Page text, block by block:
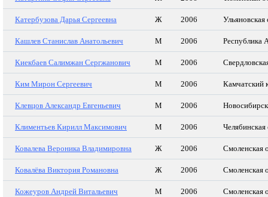
Катербузова Дарья Сергеевна Ж 2006 Ульяновская
Кашлев Станислав Анатольевич М 2006 Республика
Киекбаев Салимжан Сергжанович М 2006
Ким Мирон Сергеевич М 2006 Камчатский
Клевцов Александр Евгеньевич М 2006
Климентьев Кирилл Максимович М 2006 Челябинская
Ковалева Вероника Владимировна Ж 2006 Смоленская
Ковалёва Виктория Романовна Ж 2006 Смоленская
Кожеуров Андрей Витальевич М 2006 Смоленская